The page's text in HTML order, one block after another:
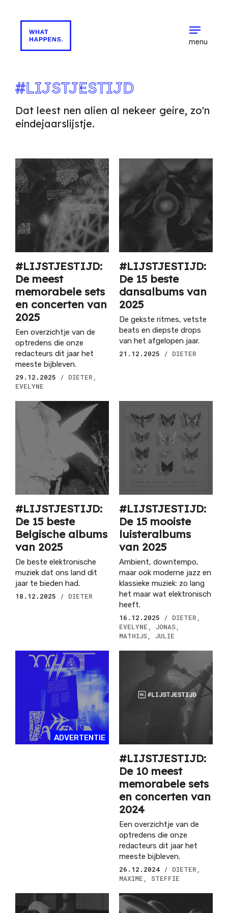
menu
#LIJSTJESTIJD
Dat leest nen alien al nekeer geire, zo'n
eindejaarslijstje.
#LIJSTJESTIJD:
De meest
memorabele sets
en concerten van
2025
Een overzichtje van de
optredens die onze
redacteurs dit jaar het
meeste bijbleven.
29.12.2025
/ DIETER,
EVELYNE
#LIJSTJESTIJD:
De 15 beste
dansalbums van
2025
De gekste ritmes, vetste
beats en diepste drops
van het afgelopen jaar.
21.12.2025
/ DIETER
#LIJSTJESTIJD:
De 15 beste
Belgische albums
van 2025
De beste elektronische
muziek dat ons land dit
jaar te bieden had.
18.12.2025
/ DIETER
#LIJSTJESTIJD:
De 15 mooiste
luisteralbums
van 2025
Ambient, downtempo,
maar ook moderne jazz en
klassieke muziek: zo lang
het maar wat elektronisch
heeft.
16.12.2025
/ DIETER,
EVELYNE, JONAS,
MATHIJS, JULIE
ADVERTENTIE
#LIJSTJESTIJD:
De 10 meest
memorabele sets
en concerten van
2024
Een overzichtje van de
optredens die onze
redacteurs dit jaar het
meeste bijbleven.
26.12.2024 / DIETER,
MAXIME, STEFFIE